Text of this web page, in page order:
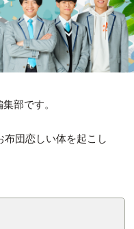
部です。
団恋しい体を起こし